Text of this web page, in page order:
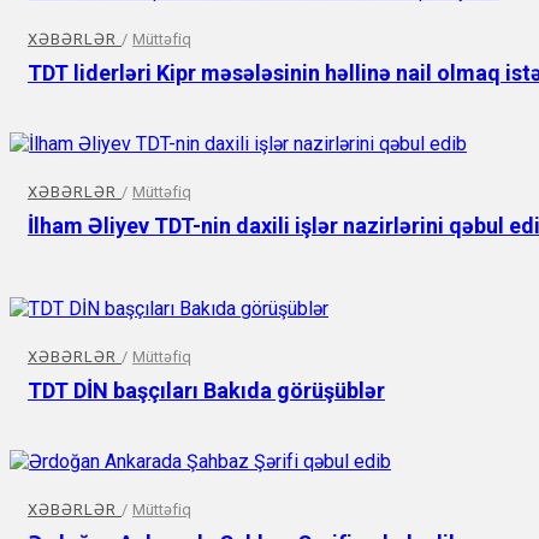
XƏBƏRLƏR / Müttəfiq
TDT liderləri Kipr məsələsinin həllinə nail olmaq
XƏBƏRLƏR / Müttəfiq
İlham Əliyev TDT-nin daxili işlər nazirlərini qəbul
XƏBƏRLƏR / Müttəfiq
TDT DİN başçıları Bakıda görüşüblər
XƏBƏRLƏR / Müttəfiq